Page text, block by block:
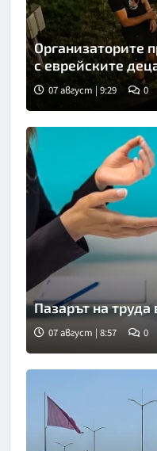
Организаторите
с еврейските
07 август | 9:29 0
Пазарът на труда
07 август | 8:57 0